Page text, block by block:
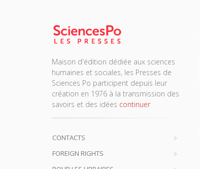
Maison d'édition dédiée aux sciences
humaines et sociales, les Presses de
Sciences Po participent depuis leur
création en 1976 à la transmission des
savoirs et des idées continuer
CONTACTS
FOREIGN RIGHTS